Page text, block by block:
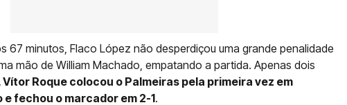
67 minutos, Flaco López não desperdiçou uma grande penalidade
mão de William Machado, empatando a partida. Apenas dois
Vítor Roque colocou o Palmeiras pela primeira vez em
fechou o marcador em 2-1.